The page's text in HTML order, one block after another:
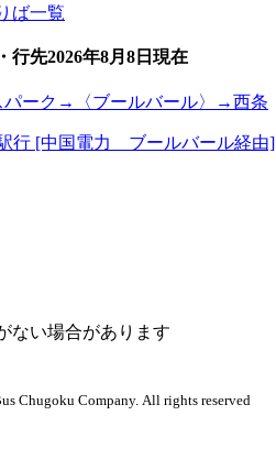
ば一覧
行先2026年8月8日 現在
パーク→〈ブールバール〉→西条
行 [中国電力 ブールバール経由]
ない場合があります
Chugoku Company. All rights reserved